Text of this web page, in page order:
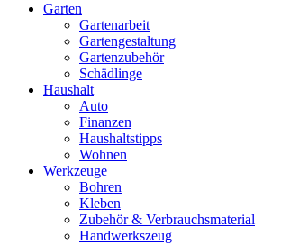
Garten
Gartenarbeit
Gartengestaltung
Gartenzubehör
Schädlinge
Haushalt
Auto
Finanzen
Haushaltstipps
Wohnen
Werkzeuge
Bohren
Kleben
Zubehör & Verbrauchsmaterial
Handwerkszeug